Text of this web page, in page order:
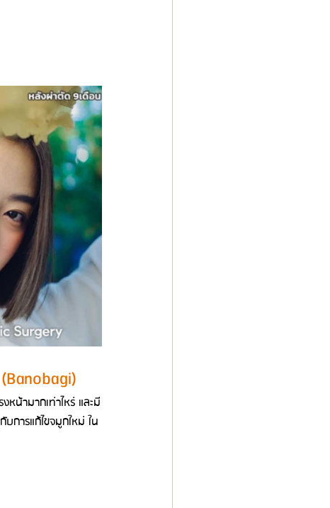
น้ามากเท่าไหร่ และมี
การแก้ไขจมูกใหม่ ใน